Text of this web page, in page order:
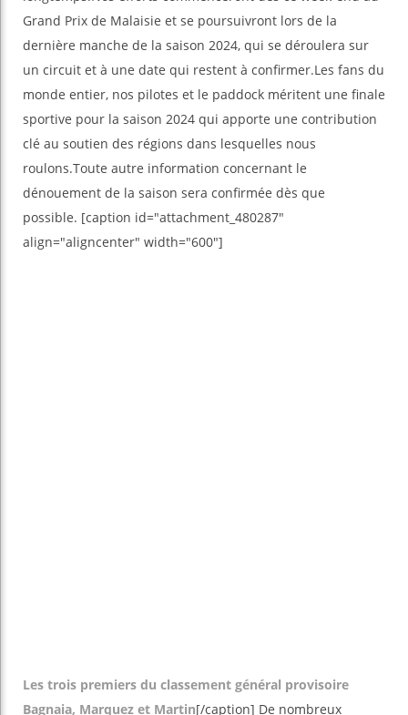
Grand Prix de Malaisie et se poursuivront lors de la
dernière manche de la saison 2024, qui se déroulera sur
un circuit et à une date qui restent à confirmer.Les fans du
monde entier, nos pilotes et le paddock méritent une finale
sportive pour la saison 2024 qui apporte une contribution
clé au soutien des régions dans lesquelles nous
roulons.Toute autre information concernant le
dénouement de la saison sera confirmée dès que
possible. [caption id="attachment_480287"
align="aligncenter" width="600"]
Les trois premiers du classement général provisoire
Bagnaia, Marquez et Martin[/caption] De nombreux